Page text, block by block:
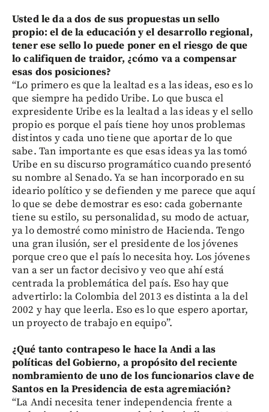
Usted le da a dos de sus propuestas un sello
propio: el de la educación y el desarrollo regional,
tener ese sello lo puede poner en el riesgo de que
lo califiquen de traidor, ¿cómo va a compensar
esas dos posiciones?
“Lo primero es que la lealtad es a las ideas, eso es lo
que siempre ha pedido Uribe. Lo que busca el
expresidente Uribe es la lealtad a las ideas y el sello
propio es porque el país tiene hoy unos problemas
distintos y cada uno tiene que aportar de lo que
sabe. Tan importante es que esas ideas ya las tomó
Uribe en su discurso programático cuando presentó
su nombre al Senado. Ya se han incorporado en su
ideario político y se defienden y me parece que aquí
lo que se debe demostrar es eso: cada gobernante
tiene su estilo, su personalidad, su modo de actuar,
ya lo demostré como ministro de Hacienda. Tengo
una gran ilusión, ser el presidente de los jóvenes
porque creo que el país lo necesita hoy. Los jóvenes
van a ser un factor decisivo y veo que ahí está
centrada la problemática del país. Eso hay que
advertirlo: la Colombia del 2013 es distinta a la del
2002 y hay que leerla. Eso es lo que espero aportar,
un proyecto de trabajo en equipo”.
¿Qué tanto contrapeso le hace la Andi a las
políticas del Gobierno, a propósito del reciente
nombramiento de uno de los funcionarios clave de
Santos en la Presidencia de esta agremiación?
“La Andi necesita tener independencia frente a